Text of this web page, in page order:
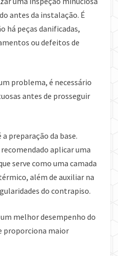
antes da instalação. É
há peças danificadas,
ou defeitos de
problema, é necessário
antes de prosseguir
preparação da base.
aplicar uma
serve como uma camada
além de auxiliar na
do contrapiso.
melhor desempenho do
proporciona maior